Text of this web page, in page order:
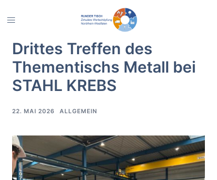
InhaltMenü
Drittes Treffen des
Thementischs Metall bei
STAHL KREBS
22. MAI 2026 ALLGEMEIN